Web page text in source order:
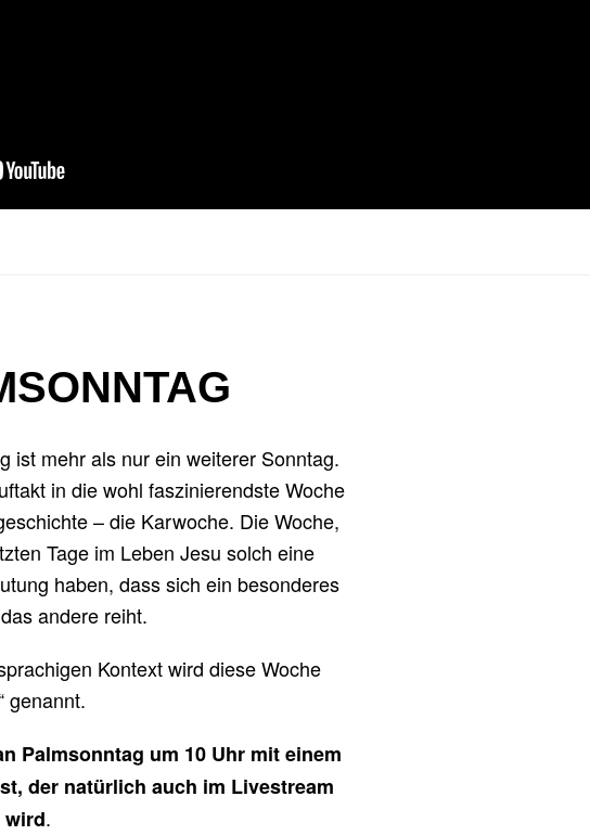
ist mehr als nur ein weiterer Sonntag.
in die wohl faszinierendste Woche
– die Karwoche. Die Woche,
Tage im Leben Jesu solch eine
haben, dass sich ein besonderes
andere reiht.
Kontext wird diese Woche
genannt.
Palmsonntag um 10 Uhr mit einem
der natürlich auch im Livestream
wird.